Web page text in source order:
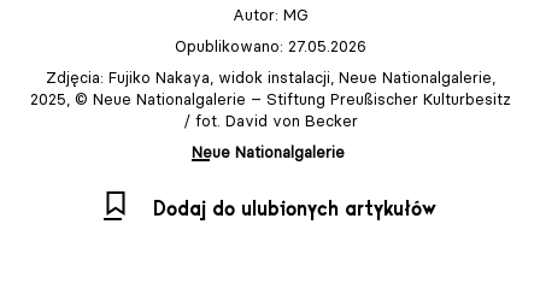
Autor: MG
Opublikowano: 27.05.2026
Zdjęcia: Fujiko Nakaya, widok instalacji, Neue Nationalgalerie,
2025, © Neue Nationalgalerie – Stiftung Preußischer Kulturbesitz
/ fot. David von Becker
Neue Nationalgalerie
Dodaj do ulubionych artykułów